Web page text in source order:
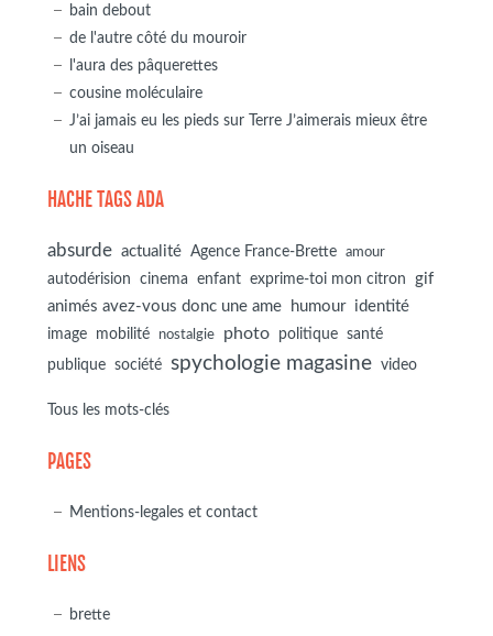
bain debout
de l'autre côté du mouroir
l'aura des pâquerettes
cousine moléculaire
J’ai jamais eu les pieds sur Terre J’aimerais mieux être
un oiseau
HACHE TAGS ADA
absurde actualité Agence France-Brette amour
autodérision cinema enfant exprime-toi mon citron
gif
animés avez-vous donc une ame
humour identité
image mobilité nostalgie photo politique
santé
publique
société spychologie magasine video
Tous les mots-clés
PAGES
Mentions-legales et contact
LIENS
brette